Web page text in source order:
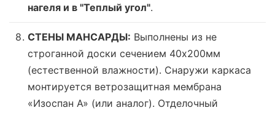
нагеля и в "Теплый угол".
СТЕНЫ МАНСАРДЫ: Выполнены из не
строганной доски сечением 40х200мм
(естественной влажности). Снаружи каркаса
монтируется ветрозащитная мембрана
«Изоспан А» (или аналог). Отделочный